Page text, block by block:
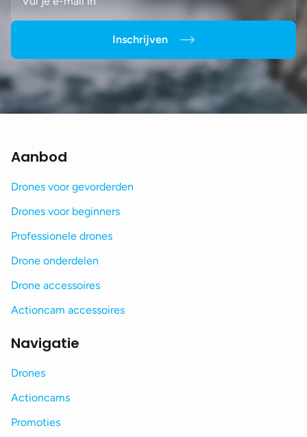
Inschrijven
Aanbod
Drones voor gevorderden
Drones voor beginners
Professionele drones
Drone onderdelen
Drone accessoires
Actioncam accessoires
Navigatie
Drones
Actioncams
Promoties